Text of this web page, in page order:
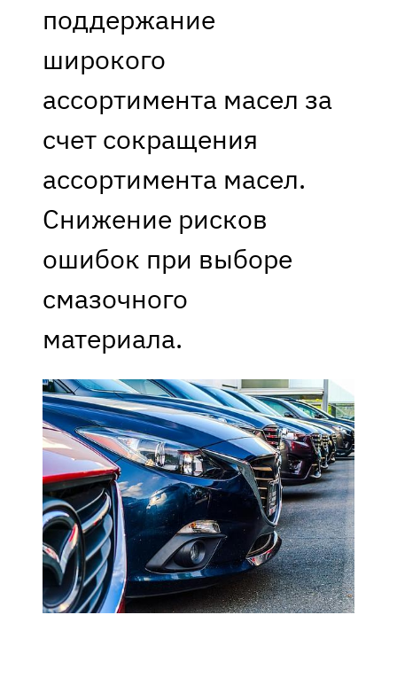
поддержание
широкого
ассортимента масел за
счет сокращения
ассортимента масел.
Снижение рисков
ошибок при выборе
смазочного
материала.